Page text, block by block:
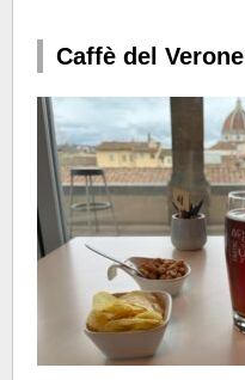
Caffè del Verone